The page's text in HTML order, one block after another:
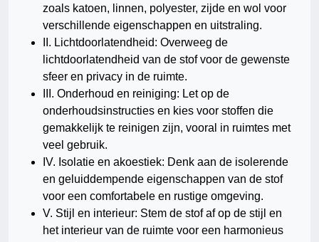
zoals katoen, linnen, polyester, zijde en wol voor
verschillende eigenschappen en uitstraling.
II. Lichtdoorlatendheid: Overweeg de
lichtdoorlatendheid van de stof voor de gewenste
sfeer en privacy in de ruimte.
III. Onderhoud en reiniging: Let op de
onderhoudsinstructies en kies voor stoffen die
gemakkelijk te reinigen zijn, vooral in ruimtes met
veel gebruik.
IV. Isolatie en akoestiek: Denk aan de isolerende
en geluiddempende eigenschappen van de stof
voor een comfortabele en rustige omgeving.
V. Stijl en interieur: Stem de stof af op de stijl en
het interieur van de ruimte voor een harmonieus